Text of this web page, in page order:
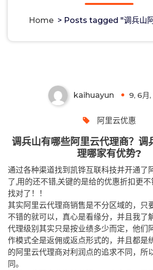
Home > Posts tagged "调兵山
kaihuayun 9, 6月
阿里云优惠
调兵山有哪些阿里云代理商？调
理哪家有优势?
通过各种渠道找到凯铧互联科技并开通了
了,用的还不错,关键的是给的优惠折扣更
找对了！！
其实阿里云代理商销售是不分区域的，只
不错的就可以，真心是看缘分，并且我了
代理级别其实只是按业绩多少而定，他们
作模式全是返佣或返点形式的，并且都是
的阿里云代理商对利润点的追求不同，所
同。